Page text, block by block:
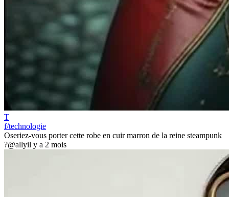
T
f/technologie
Oseriez-vous porter cette robe en cuir marron de la reine steampunk
?@allyil y a 2 mois